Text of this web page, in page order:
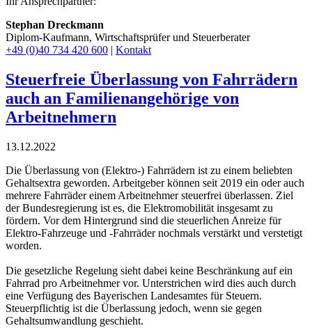
Stephan Dreckmann
Diplom-Kaufmann, Wirtschaftsprüfer und Steuerberater
+49 (0)40 734 420 600 | Kontakt
Steuerfreie Überlassung von Fahrrädern
auch an Familien­angehörige von
Arbeitnehmern
13.12.2022
Die Überlassung von (Elektro-) Fahrrädern ist zu einem beliebten
Gehaltsextra geworden. Arbeitgeber können seit 2019 ein oder auch
mehrere Fahrräder einem Arbeitnehmer steuerfrei überlassen. Ziel
der Bundesregierung ist es, die Elektromobilität insgesamt zu
fördern. Vor dem Hintergrund sind die steuerlichen Anreize für
Elektro-Fahrzeuge und -Fahrräder nochmals verstärkt und verstetigt
worden.
Die gesetzliche Regelung sieht dabei keine Beschränkung auf ein
Fahrrad pro Arbeitnehmer vor. Unterstrichen wird dies auch durch
eine Verfügung des Bayerischen Landesamtes für Steuern.
Steuerpflichtig ist die Überlassung jedoch, wenn sie gegen
Gehaltsumwandlung geschieht.